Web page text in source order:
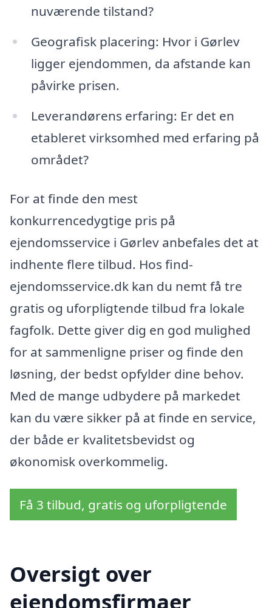
nuværende tilstand?
Geografisk placering: Hvor i Gørlev
ligger ejendommen, da afstande kan
påvirke prisen.
Leverandørens erfaring: Er det en
etableret virksomhed med erfaring på
området?
For at finde den mest
konkurrencedygtige pris på
ejendomsservice i Gørlev anbefales det at
indhente flere tilbud. Hos find-
ejendomsservice.dk kan du nemt få tre
gratis og uforpligtende tilbud fra lokale
fagfolk. Dette giver dig en god mulighed
for at sammenligne priser og finde den
løsning, der bedst opfylder dine behov.
Med de mange udbydere på markedet
kan du være sikker på at finde en service,
der både er kvalitetsbevidst og
økonomisk overkommelig.
Få 3 tilbud, gratis og uforpligtende
Oversigt over
ejendomsfirmaer